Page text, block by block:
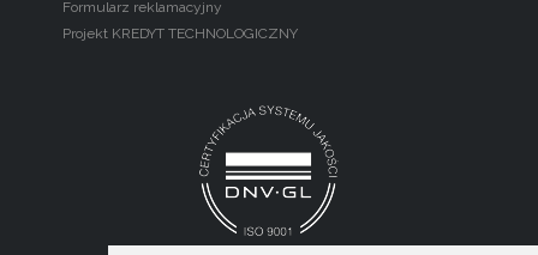
Formularz reklamacyjny
Projekt KREDYT TECHNOLOGICZNY